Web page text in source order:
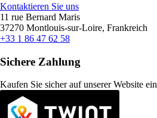
Kontaktieren Sie uns
11 rue Bernard Maris
37270 Montlouis-sur-Loire, Frankreich
+33 1 86 47 62 58
Sichere Zahlung
Kaufen Sie sicher auf unserer Website ein